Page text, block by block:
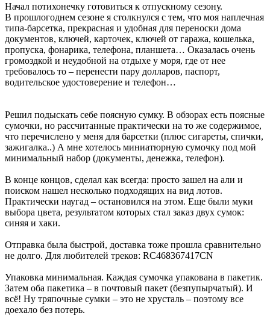
Начал потихонечку готовиться к отпускному сезону.
В прошлогоднем сезоне я столкнулся с тем, что моя наплечная
типа-барсетка, прекрасная и удобная для переноски дома
документов, ключей, карточек, ключей от гаража, кошелька,
пропуска, фонарика, телефона, планшета… Оказалась очень
громоздкой и неудобной на отдыхе у моря, где от нее
требовалось то – перенести пару долларов, паспорт,
водительское удостоверение и телефон…
Решил подыскать себе поясную сумку. В обзорах есть поясные
сумочки, но рассчитанные практически на то же содержимое,
что перечислено у меня для барсетки (плюс сигареты, спички,
зажигалка..) А мне хотелось миниатюрную сумочку под мой
минимальный набор (документы, денежка, телефон).
В конце концов, сделал как всегда: просто зашел на али и
поиском нашел несколько подходящих на вид лотов.
Практически наугад – остановился на этом. Еще были муки
выбора цвета, результатом которых стал заказ двух сумок:
синяя и хаки.
Отправка была быстрой, доставка тоже прошла сравнительно
не долго. Для любителей треков: RC468367417CN
Упаковка минимальная. Каждая сумочка упакована в пакетик.
Затем оба пакетика – в почтовый пакет (безпупырчатый). И
всё! Ну тряпочные сумки – это не хрусталь – поэтому все
доехало без потерь.